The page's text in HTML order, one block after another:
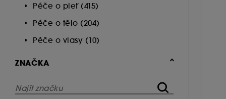
Péče o pleť (415)
Péče o tělo (204)
Péče o vlasy (10)
ZNAČKA